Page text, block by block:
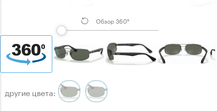
Обзор 360°
другие цвета: